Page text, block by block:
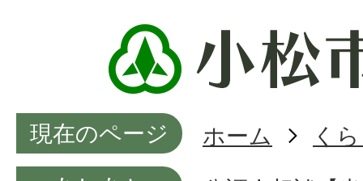
現在のページ ホーム
く